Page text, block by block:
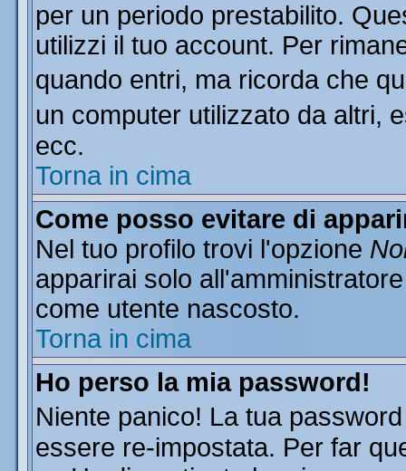
per un periodo prestabilito.
utilizzi il tuo account. Per
quando entri, ma ricorda che
un computer utilizzato da
ecc.
Torna in cima
Come posso evitare di
Nel tuo profilo trovi l'opzione
apparirai solo
come utente nascosto.
Torna in cima
Ho perso la mia password!
Niente panico! La tua
essere re-impostata. Per far